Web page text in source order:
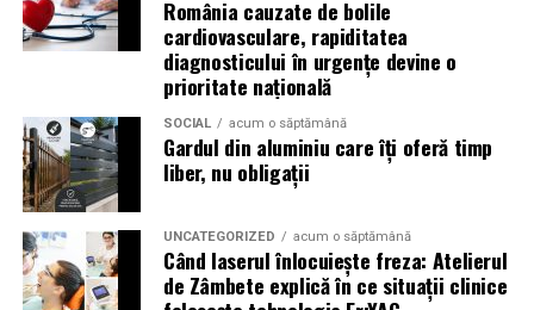
Daca alegi totusi sa vii cu masina, sunt recomandate
rutele alternative Chitila – Buftea sau Corbeanca –
Puncte de prim ajutor
Mai multe puncte medicale vor fi disponibile in
interiorul festivalului si vor fi marcate pe harta din
aplicatia Summer Well.
Top-up rapid pentru plati i n festival
România cauzate de bolile
cardiovasculare, rapiditatea
diagnosticului în urgențe devine o
prioritate națională
SOCIAL acum o săptămână
Gardul din aluminiu care îți oferă timp
liber, nu obligații
UNCATEGORIZED acum o săptămână
Când laserul înlocuiește freza: Atelierul
de Zâmbete explică în ce situații clinice